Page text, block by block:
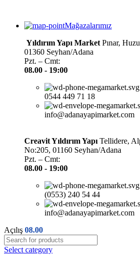
Mağazalarımız
Yıldırım Yapı Market Pınar,
01360 Seyhan/Adana
Pzt. – Cmt:
08.00 - 19:00
0544 449 71 18
info@adanayapimarket.com
Creavit Yıldırım Yapı Tellidere,
No:205, 01160 Seyhan/Adana
Pzt. – Cmt:
08.00 - 19:00
(0553) 240 54 44
info@adanayapimarket.com
Açılış 08.00
Select category